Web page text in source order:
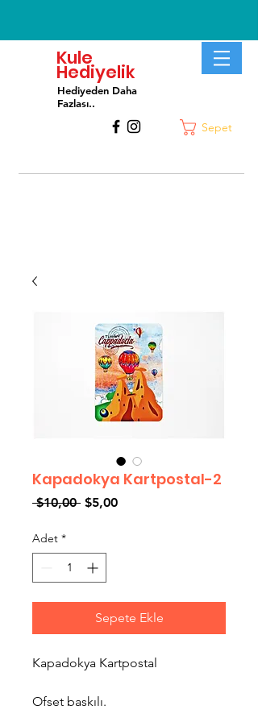
Kule
Hediyelik
Hediyeden Daha
Fazlası..
Sepet
Kapadokya Kartpostal-2
$10,00 Normal
$5,00İndirimli
Adet *
Sepete Ekle
Kapadokya Kartpostal
Ofset baskılı.